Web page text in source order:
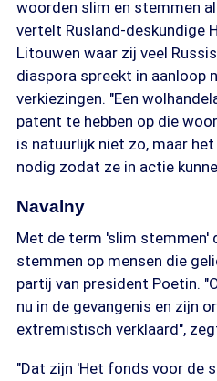
woorden slim en stemmen
vertelt Rusland-deskundige
Litouwen waar zij veel
diaspora spreekt in aanloop
verkiezingen. "Een
patent te hebben op die
is natuurlijk niet zo, maar
nodig zodat ze in actie
Navalny
Met de term 'slim stemmen'
stemmen op mensen die
partij van president Poetin.
nu in de gevangenis en zijn
extremistisch verklaard",
"Dat zijn 'Het fonds voor de